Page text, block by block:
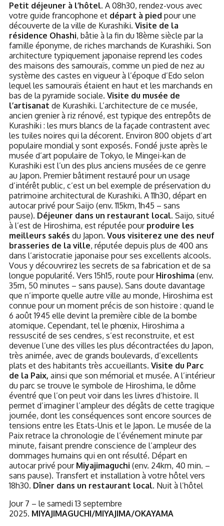
Petit déjeuner à l’hôtel. A 08h30, rendez-vous avec
votre guide francophone et départ à pied pour une
découverte de la ville de Kurashiki. Visite de la
résidence Ohashi, bâtie à la fin du 18ème siècle par la
famille éponyme, de riches marchands de Kurashiki. Son
architecture typiquement japonaise reprend les codes
des maisons des samouraïs, comme un pied de nez au
système des castes en vigueur à l’époque d’Edo selon
lequel les samouraïs étaient en haut et les marchands en
bas de la pyramide sociale. Visite du musée de
l’artisanat de Kurashiki. L’architecture de ce musée,
ancien grenier à riz rénové, est typique des entrepôts de
Kurashiki : les murs blancs de la façade contrastent avec
les tuiles noires qui la décorent. Environ 800 objets d’art
populaire mondial y sont exposés. Fondé juste après le
musée d’art populaire de Tokyo, le Mingei-kan de
Kurashiki est l’un des plus anciens musées de ce genre
au Japon. Premier bâtiment restauré pour un usage
d’intérêt public, c’est un bel exemple de préservation du
patrimoine architectural de Kurashiki. A 11h30, départ en
autocar privé pour Saijo (env. 115km, 1h45 – sans
pause). Déjeuner dans un restaurant local. Saijo, situé
à l’est de Hiroshima, est réputée pour produire les
meilleurs sakés du Japon. Vous visiterez une des neuf
brasseries de la ville, réputée depuis plus de 400 ans
dans l’aristocratie japonaise pour ses excellents alcools.
Vous y découvrirez les secrets de sa fabrication et de sa
longue popularité. Vers 15h15, route pour Hiroshima (env.
35m, 50 minutes – sans pause). Sans doute davantage
que n’importe quelle autre ville au monde, Hiroshima est
connue pour un moment précis de son histoire : quand le
6 août 1945 elle devint la première cible de la bombe
atomique. Cependant, tel le phœnix, Hiroshima a
ressuscité de ses cendres, s’est reconstruite, et est
devenue l’une des villes les plus décontractées du Japon,
très animée, avec de grands boulevards, d’excellents
plats et des habitants très accueillants. Visite du Parc
de la Paix, ainsi que son mémorial et musée. A l’intérieur
du parc se trouve le symbole de Hiroshima, le dôme
éventré que l’on peut voir dans les livres d’histoire. Il
permet d’imaginer l’ampleur des dégâts de cette tragique
journée, dont les conséquences sont encore sources de
tensions entre les Etats-Unis et le Japon. Le musée de la
Paix retrace la chronologie de l’événement minute par
minute, faisant prendre conscience de l’ampleur des
dommages humains qui en ont résulté. Départ en
autocar privé pour Miyajimaguchi (env. 24km, 40 min. –
sans pause). Transfert et installation à votre hôtel vers
18h30. Dîner dans un restaurant local. Nuit à l’hôtel
Jour 7 – le samedi 13 septembre
2025. MIYAJIMAGUCHI/MIYAJIMA/OKAYAMA